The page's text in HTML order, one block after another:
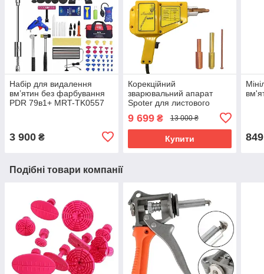
Набір для видалення
вм’ятин без фарбування
PDR 79в1+ MRT-TK0557
3 900 ₴
Корекційний
зварювальний апарат
Spoter для листового
металу та кузовів (Витяжка
вм'ятин, рихтування
кузова)
9 699₴ 13 000 ₴
Купити 849
Подібні товари компанії